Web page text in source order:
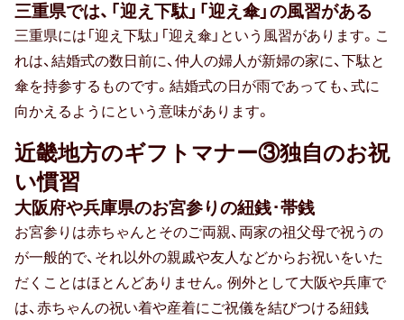
60代男性
ギフトトレンド
トレンド・流行
人気・ランキング
定番ギフト
おすすめ
三重県では、「迎え下駄」「迎え傘」の風習がある
三重県には「迎え下駄」「迎え傘」という風習があります。こ
れは、結婚式の数日前に、仲人の婦人が新婦の家に、下駄と
傘を持参するものです。結婚式の日が雨であっても、式に
向かえるようにという意味があります。
近畿地方のギフトマナー③独自のお祝
い慣習
大阪府や兵庫県のお宮参りの紐銭･帯銭
お宮参りは赤ちゃんとそのご両親、両家の祖父母で祝うの
が一般的で、それ以外の親戚や友人などからお祝いをいた
だくことはほとんどありません。例外として大阪や兵庫で
は、赤ちゃんの祝い着や産着にご祝儀を結びつける紐銭